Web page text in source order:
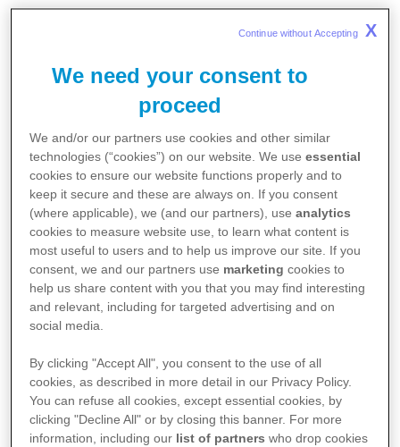
de contrôle est très mal vécue par les
patients », expliquait Edgard Eeckman,
président de l’organisation à but non
We need your consent to
proceed
We and/or our partners use cookies and other similar
technologies (“cookies”) on our website. We useessential
cookies to ensure our website functions properly and to
keep it secure and these are always on. If you consent
(where applicable), we (and our partners), useanalytics
cookies to measure website use, to learn what content is
most useful to users and to help us improve our site. If you
consent, we and our partners use marketing cookies to
help us share content with you that you may find interesting
and relevant, including for targeted advertising and on
social media.
By clicking "Accept All", you consent to the use of all
cookies, as described in more detail in our Privacy Policy.
You can refuse all cookies, except essential cookies, by
clicking "Decline All" or by closing this banner. For more
information, including our list of partners who drop cookies
Continue without Accepting X